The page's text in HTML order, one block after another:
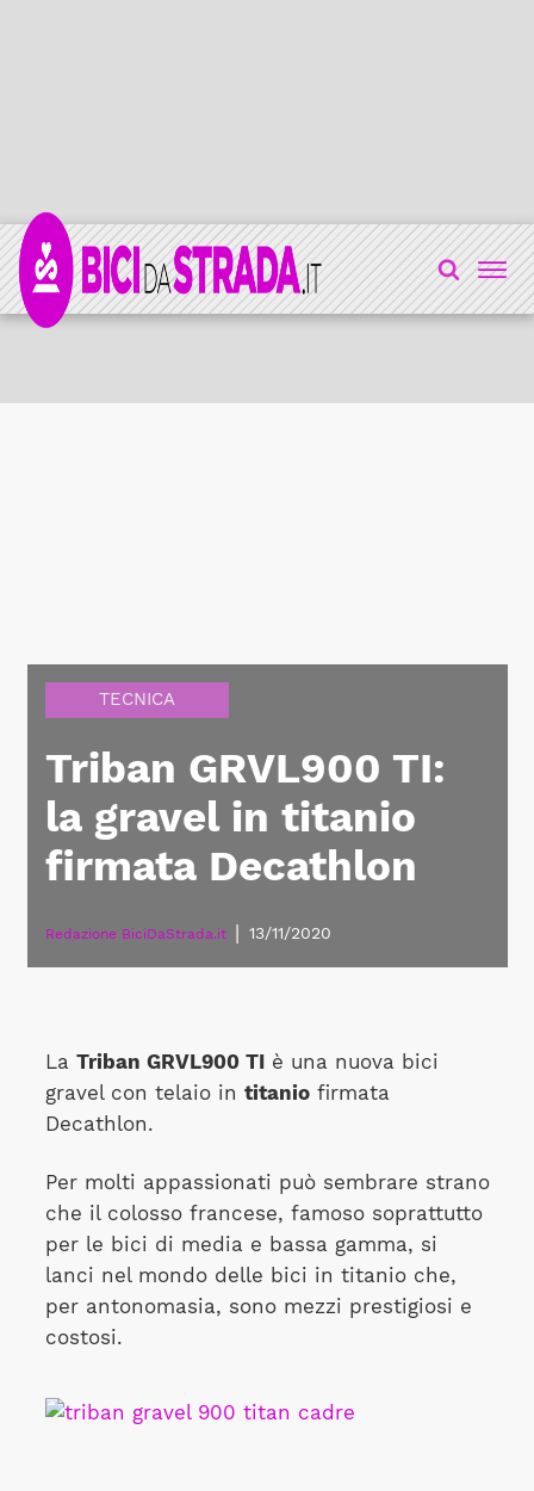
TECNICA
Triban GRVL900 TI:
la gravel in titanio
firmata Decathlon
Redazione BiciDaStrada.it 13/11/2020
La Triban GRVL900 TIè una nuova bici
gravel con telaio in titaniofirmata
Decathlon.
Per molti appassionati può sembrare strano
che il colosso francese, famoso soprattutto
per le bici di media e bassa gamma, si
lanci nel mondo delle bici in titanio che,
per antonomasia, sono mezzi prestigiosi e
costosi.